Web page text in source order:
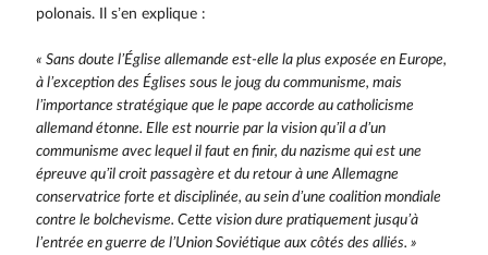
polonais. Il s’en explique :
« Sans doute l’Église allemande est-elle la plus exposée en Europe,
à l’exception des Églises sous le joug du communisme, mais
l’importance stratégique que le pape accorde au catholicisme
allemand étonne. Elle est nourrie par la vision qu’il a d’un
communisme avec lequel il faut en finir, du nazisme qui est une
épreuve qu’il croit passagère et du retour à une Allemagne
conservatrice forte et disciplinée, au sein d’une coalition mondiale
contre le bolchevisme. Cette vision dure pratiquement jusqu’à
l’entrée en guerre de l’Union Soviétique aux côtés des alliés. »